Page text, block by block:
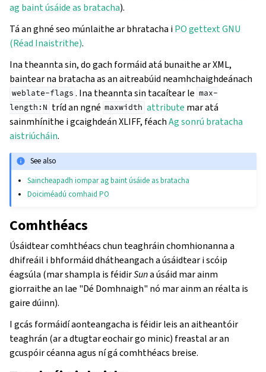
ag baint úsáide as bratacha).
Tá an ghné seo múnlaithe ar bhratacha iPO gettext GNU
(Réad Inaistrithe).
Ina theannta sin, do gach formáid atá bunaithe ar XML,
baintear na bratacha as an aitreabúid neamhchaighdeánach
weblate-flags . Ina theannta sin tacaítear le max-
length:N tríd an ngné maxwidth attribute mar atá
sainmhínithe i gcaighdeán XLIFF, féachAg sonrú bratacha
aistriúcháin.
See also
Saincheapadh iompar ag baint úsáide as bratacha
Doiciméadú comhaid PO
Comhthéacs
Úsáidtear comhthéacs chun teaghráin chomhionanna a
dhifreáil i bhformáid dhátheangach a úsáidtear i scóip
éagsúla (mar shampla is féidirSuna úsáid mar ainm
giorraithe an lae "Dé Domhnaigh" nó mar ainm an réalta is
gaire dúinn).
I gcás formáidí aonteangacha is féidir leis an aitheantóir
teaghrán (ar a dtugtar eochair go minic) freastal ar an
gcuspóir céanna agus ní gá comhthéacs breise.